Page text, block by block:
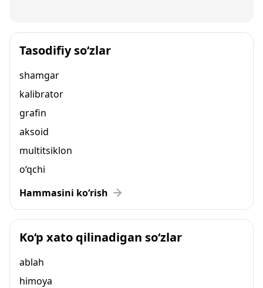
Tasodifiy so‘zlar
shamgar
kalibrator
grafin
aksoid
multitsiklon
o‘qchi
Hammasini ko‘rish
Ko‘p xato qilinadigan so‘zlar
ablah
himoya